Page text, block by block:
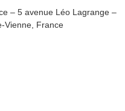
– 5 avenue Léo Lagrange –
Vienne, France